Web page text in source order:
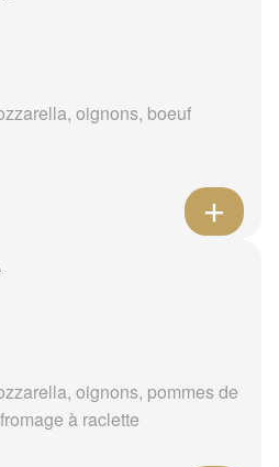
oignons, boeuf
oignons, pommes de
à raclette